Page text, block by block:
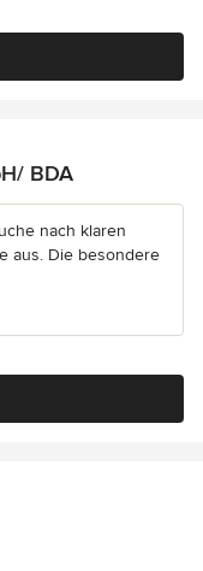
BDA
nach klaren
aus. Die besondere